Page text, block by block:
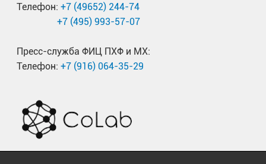
Телефон: +7 (49652) 244-74
+7 (495) 993-57-07
Пресс-служба ФИЦ ПХФ и МХ:
Телефон: +7 (916) 064-35-29